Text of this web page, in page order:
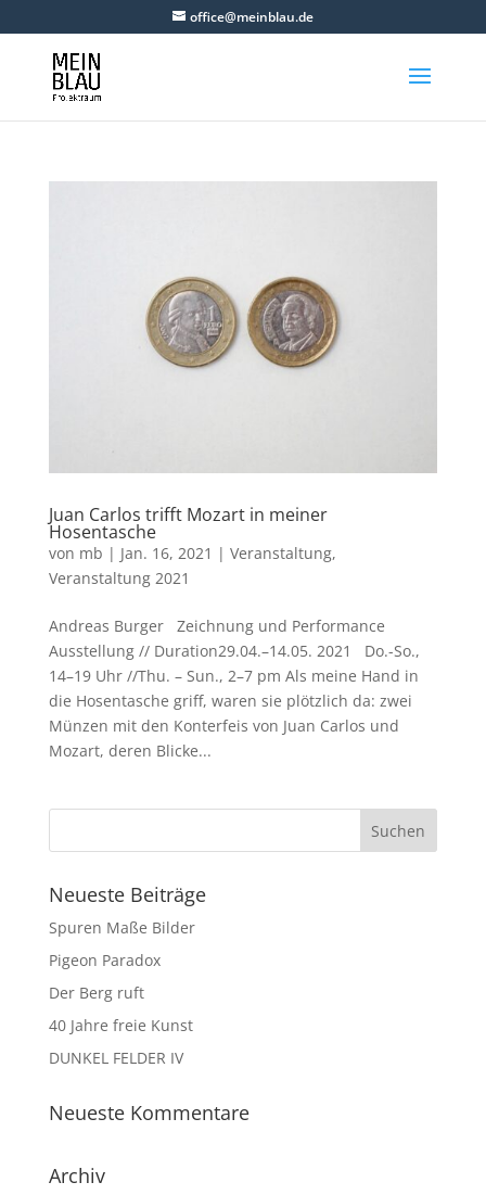
office@meinblau.de
Juan Carlos trifft Mozart in meiner
Hosentasche
von mb | Jan. 16, 2021 | Veranstaltung,
Veranstaltung 2021
Andreas Burger Zeichnung und Performance
Ausstellung // Duration29.04.–14.05. 2021 Do.-So.,
14–19 Uhr //Thu. – Sun., 2–7 pm Als meine Hand in
die Hosentasche griff, waren sie plötzlich da: zwei
Münzen mit den Konterfeis von Juan Carlos und
Mozart, deren Blicke...
Neueste Beiträge
Spuren Maße Bilder
Pigeon Paradox
Der Berg ruft
40 Jahre freie Kunst
DUNKEL FELDER IV
Neueste Kommentare
Archiv